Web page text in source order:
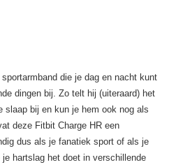
die je dag en nacht kunt
dingen bij. Zo telt hij (uiteraard) het
slaap bij en kun je hem ook nog als
deze Fitbit Charge HR een
dus als je fanatiek sport of als je
hartslag het doet in verschillende